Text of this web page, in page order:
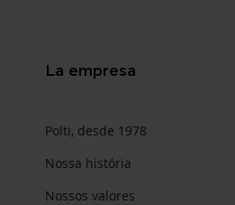
La empresa
Polti, desde 1978
Nossa história
Nossos valores